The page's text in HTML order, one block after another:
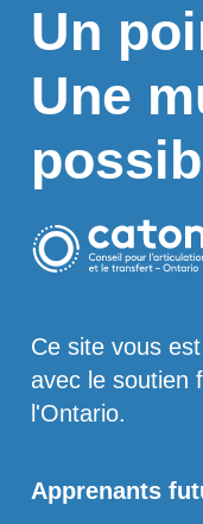
Un
Une
Ce site vous
avec le soutien
l'Ontario.
Apprenants